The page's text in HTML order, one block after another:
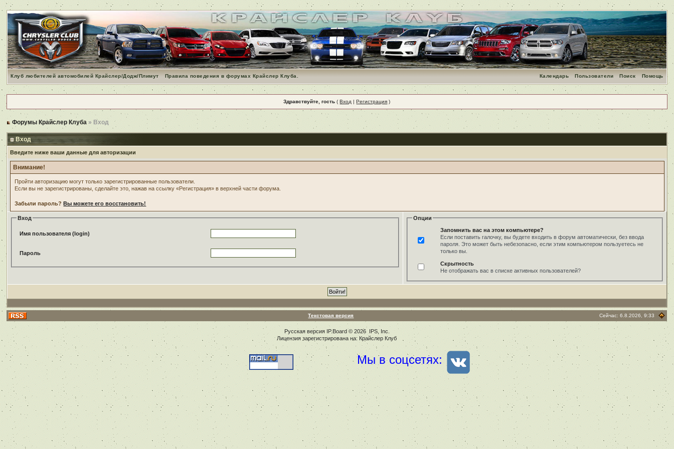
Клуб любителей автомобилей Крайслер/Додж/Плимут Правила поведения в форумах Крайслер Клуба. Помощь
Поиск
Пользователи
Календарь
Здравствуйте, гость (Вход |Регистрация )
Форумы Крайслер Клуба » Вход
Вход
Введите ниже ваши данные для авторизации
Внимание!
Пройти авторизацию могут только зарегистрированные пользователи.
Если вы не зарегистрированы, сделайте это, нажав на ссылку «Регистрация» в верхней части форума.
Забыли пароль?Вы можете его восстановить!
Вход
Имя пользователя (login)
Пароль
Опции
Запомнить вас на этом компьютере?
Если поставить галочку, вы будете входить в форум автоматически, без ввода
пароля. Это может быть небезопасно, если этим компьютером пользуетесь не
только вы.
Скрытность
Не отображать вас в списке активных пользователей?
Текстовая версия Сейчас: 6.8.2026, 9:33
Русская версия IP.Board© 2026 IPS, Inc
Лицензия зарегистрирована на: Крайслер Клуб
Мы в соцсетях: